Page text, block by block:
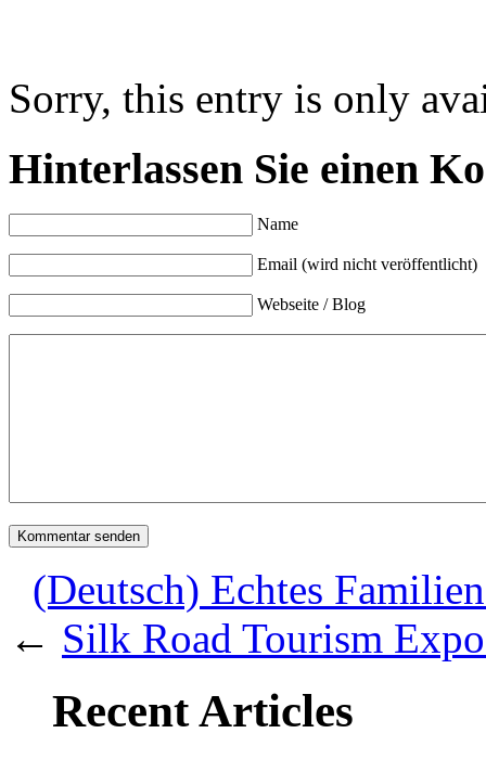
Sorry, this entry is only
Hinterlassen Sie einen
Name
Email (wird nicht veröffentlicht)
Webseite / Blog
(Deutsch) Echtes
← Silk Road Tourism
Recent Articles